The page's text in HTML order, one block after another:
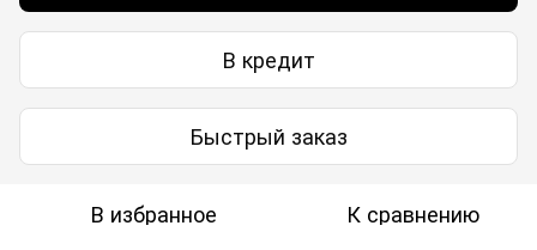
В кредит
Быстрый заказ
В избранное К сравнению